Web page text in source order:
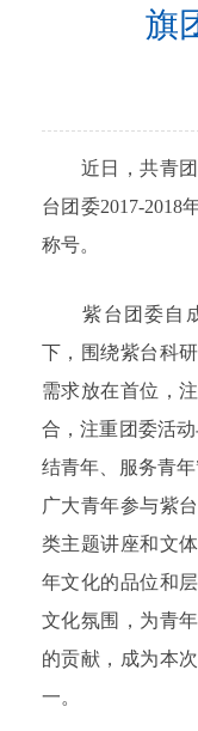
旗
近日，共青团
台团委2017-2018
称号。
紫台团委自成
下，围绕紫台科
需求放在首位，
合，注重团委活
结青年、服务青
广大青年参与紫
类主题讲座和文
年文化的品位和
文化氛围，为青
的贡献，成为本
一。